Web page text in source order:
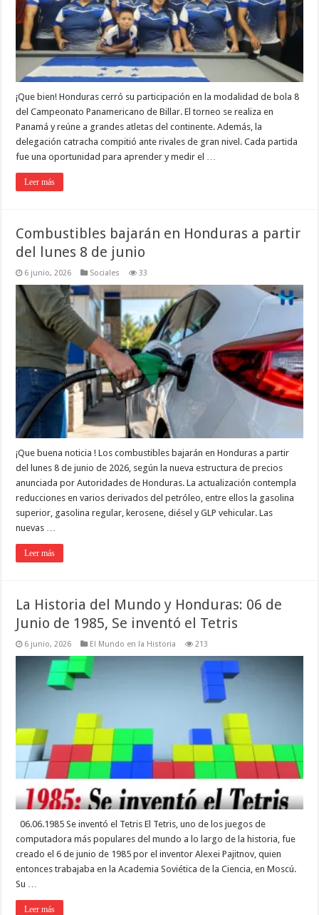
¡Que bien! Honduras cerró su participación en la modalidad de bola 8
del Campeonato Panamericano de Billar. El torneo se realiza en
Panamá y reúne a grandes atletas del continente. Además, la
delegación catracha compitió ante rivales de gran nivel. Cada partida
fue una oportunidad para aprender y medir el …
Leer más
Combustibles bajarán en Honduras a partir
del lunes 8 de junio
6 junio, 2026 Sociales 33
¡Que buena noticia ! Los combustibles bajarán en Honduras a partir
del lunes 8 de junio de 2026, según la nueva estructura de precios
anunciada por Autoridades de Honduras. La actualización contempla
reducciones en varios derivados del petróleo, entre ellos la gasolina
superior, gasolina regular, kerosene, diésel y GLP vehicular. Las
nuevas …
Leer más
La Historia del Mundo y Honduras: 06 de
Junio de 1985, Se inventó el Tetris
6 junio, 2026 El Mundo en la Historia 213
06.06.1985 Se inventó el Tetris El Tetris, uno de los juegos de
computadora más populares del mundo a lo largo de la historia, fue
creado el 6 de junio de 1985 por el inventor Alexei Pajitnov, quien
entonces trabajaba en la Academia Soviética de la Ciencia, en Moscú.
Su …
Leer más